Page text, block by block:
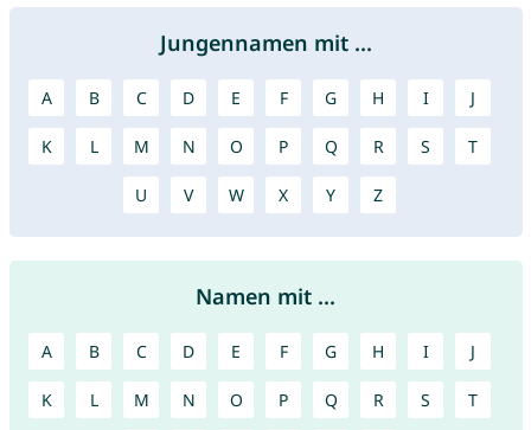
Jungennamen mit ...
A B C D E F G H I J
K L M N O P Q R S T
U V W X Y Z
Namen mit ...
A B C D E F G H I J
K L M N O P Q R S T